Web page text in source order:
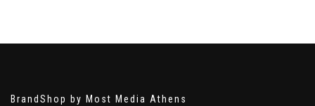
BrandShop by Most Media Athens